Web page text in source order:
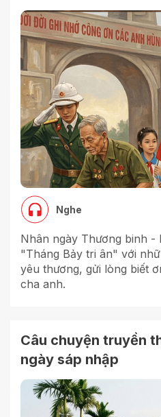
Nghe
Nhân ngày Thương binh -
"Tháng Bảy tri ân" với
yêu thương, gửi lòng biết
cha anh.
Câu chuyện truyền
ngày sáp nhập